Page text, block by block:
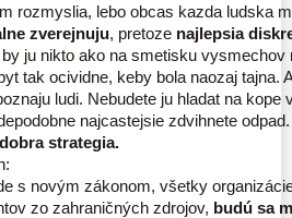
rozmyslia, lebo obcas kazda ludska
zverejnuju, pretoze najlepsia
ju nikto ako na smetisku vysmechov
tak ocividne, keby bola naozaj tajna.
ludi. Nebudete ju hladat na kope
najcastejsie zdvihnete
strategia.
s novým zákonom, všetky
zo zahraničných zdrojov, budú sa